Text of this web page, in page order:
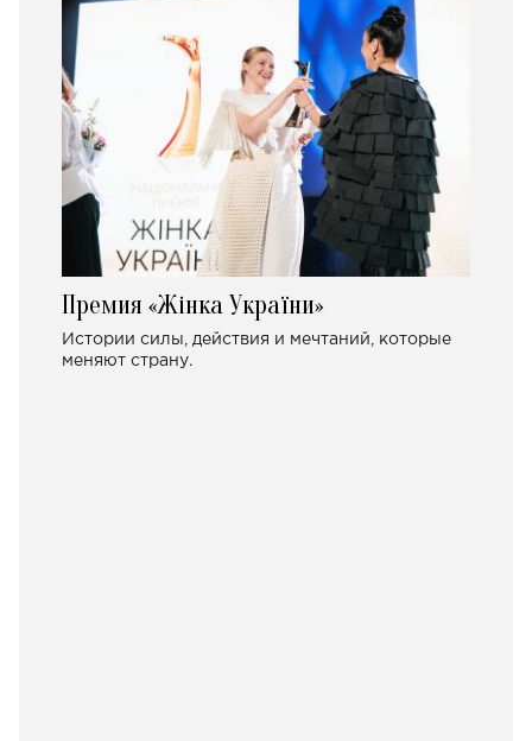
Премия «Жінка України»
Истории силы, действия и мечтаний, которые
меняют страну.